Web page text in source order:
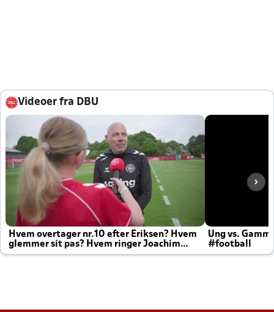
Videoer fra DBU
Hvem overtager nr.10 efter Eriksen? Hvem
glemmer sit pas? Hvem ringer Joachim
altid til efter kampe?
Ung vs.
#football